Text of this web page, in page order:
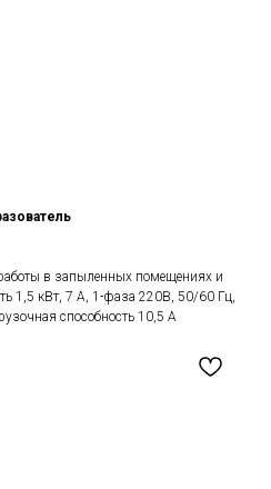
в запыленных помещениях и
1,5 кВт, 7 А, 1-фаза 220В, 50/60 Гц,
способность 10,5 А